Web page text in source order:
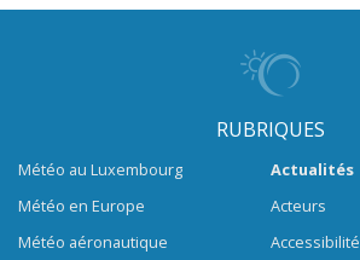
RUBRIQUES
Météo au Luxembourg
Météo en Europe
Météo aéronautique
Actualités
Acteurs
Accessibilité